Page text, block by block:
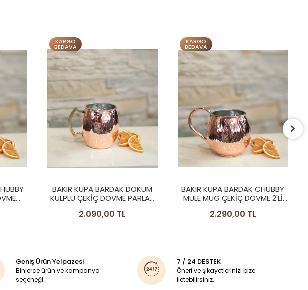
KARGO
BEDAVA
BAKIR KUPA BARDAK CHUBBY
MULE MUG ÇEKİÇ DÖVME 2'Lİ
2.290,00 TL
KARGO
BEDAVA
BAKIR KUPA BARDAK KALAYSIZ
TOMBUL DÖVME MODEL 2'Lİ
PARLAK RENK
Geniş Ürün Yelpazesi
Binlerce ürün ve kampanya
seçeneği
7 / 24 DESTEK
Öneri ve şikayetlerinizi bize
iletebilirsiniz.